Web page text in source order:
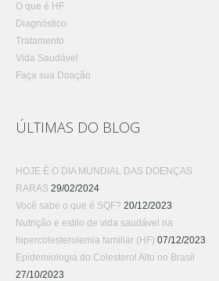
O que é HF
Diagnóstico
Tratamento
Vida Saudável
Faça sua Doação
ÚLTIMAS DO BLOG
HOJE É O DIA MUNDIAL DAS DOENÇAS
RARAS 29/02/2024
Você sabe o que é SQF? 20/12/2023
Nutrição e estilo de vida saudável na
hipercolesterolemia familiar (HF) 07/12/2023
Epidemiologia do Colesterol Alto no Brasil
27/10/2023